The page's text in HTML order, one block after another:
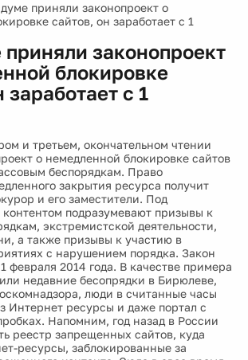
приняли законопроект о
сайтов, он заработает с 1
приняли законопроект
блокировке
заработает с 1
и третьем, окончательном чтении
о немедленной блокировке сайтов
беспорядкам. Право
закрытия ресурса получит
и его заместители. Под
подразумевают призывы к
экстремистской деятельности,
а также призывы к участию в
с нарушением порядка. Закон
февраля 2014 года. В качестве примера
недавние бесопрядки в Бирюлеве,
люди в считанные часы
Интернет ресурсы и даже портал с
Напомним, год назад в России
реестр запрещенных сайтов, куда
ресурсы, заблокированные за